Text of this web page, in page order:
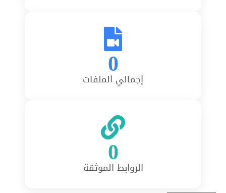
0
إجمالي الملفات
0
الروابط الموثقة